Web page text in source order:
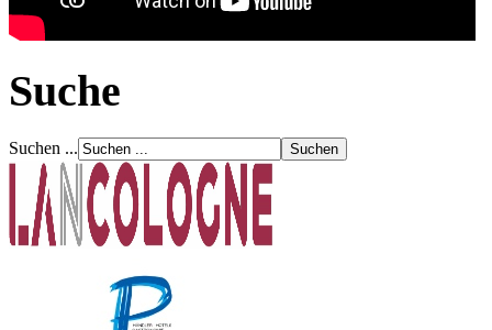
Suche
Suchen ...